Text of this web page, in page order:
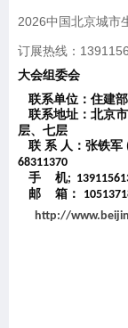
2026中国北京城市
订展热线：
大会组委会
联系单位： 住建部
联系地址：北京
层、七层
联 系 人：张铁军
68311370
手
机;
邮
箱：
http://